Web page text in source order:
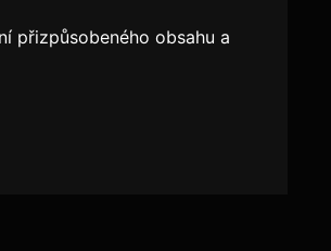
přizpůsobeného obsahu a